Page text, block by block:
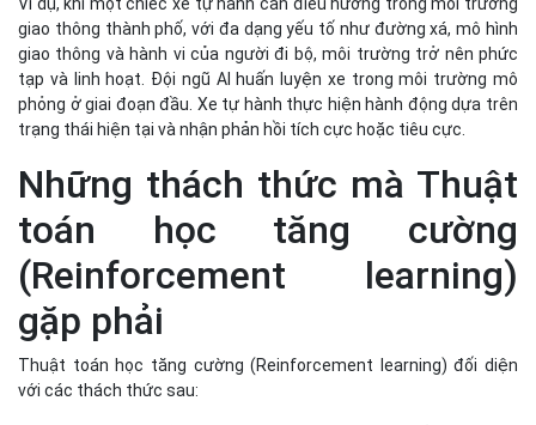
gặp phải
Thuật toán học tăng cường (Reinforcement learning) đối diện
với các thách thức sau:
phạt thực tế có thể không phản ánh đúng tính thực tế. Ví
dụ, thử nghiệm máy bay drone trực tiếp mà không qua
trình giả lập trước có thể dẫn đến hỏng nhiều máy bay do
môi trường thực thường thay đổi mà ít cảnh báo trước.
Điều này gây khó khăn cho thuật toán RL hiệu quả trong
thực tế.
Khả năng diễn giải
khó khăn trong việc xác minh lý do thực hiện một chuỗi các
bước cụ thể. Việc xác định những hành động nào trong